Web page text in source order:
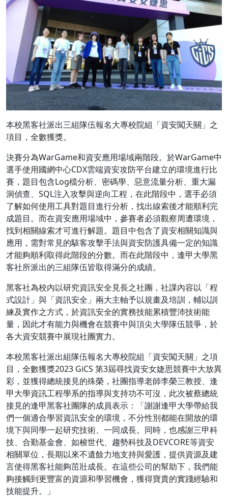
本校黑客社派出三組隊伍報名大專校院組「資安闖天關」之
項目，全數獲獎。
決賽分為WarGame和資安應用場域兩階段。於WarGame中
選手使用國網中心CDX雲端資安攻防平台建立的環境進行比
賽，題目包含Log檔分析、密碼學、惡意流量分析、重大漏
洞偵查、SQL注入攻擊與逆向工程，在此階段中，選手必須
了解如何使用工具對題目進行分析，找出線索後才能順利完
成題目。而在資安應用場域中，參賽者必須觀察周遭環境，
找到相關線索才可進行解題。題目中包含了資安相關知識與
應用，需對常見的駭客攻擊手法與資安防護具備一定的知識
才能夠順利取得此階段的分數。而在此階段中，逢甲大學黑
客社所派出的三組隊伍皆取得滿分的成績。
黑客社為校內以研究資訊安全見長之社團，社課內容以「程
式設計」與「資訊安全」兩大主軸予以規畫及培訓，輔以訓
練及實作之方式，於資訊安全的實務技能累積豐沛技術能
量，因此才有能力與機會在競賽中與頂尖大學隊伍競爭，於
各大資安競賽中展現社團實力。
本校黑客社派出組隊伍報名大專校院組「資安闖天關」之項
目，全數獲獎2023 GiCS 第3屆尋找資安女婕思競賽中大放異
彩，並獲得總統接見的殊榮，社團指導老師李榮三教授、逢
甲大學資訊工程學系的指導與支持功不可沒，此次被蔡總統
接見的逢甲黑客社團隊的成員表示：「謝謝逢甲大學帶給我
們一個適合學習資訊安全的環境，不分性別都能在開放的環
境下與同學一起研究技術、一同成長。同時，也感謝三甲科
技、合勤基金會、如梭世代、趨勢科技及DEVCORE等資安
相關單位，長期以來不遺餘力地支持與愛護，提供資源及建
言使得黑客社能夠茁壯成長。在這些公司的幫助下，我們能
夠接觸到更豐富的資源和學習機會，獲得寶貴的實踐經驗和
技能提升。」